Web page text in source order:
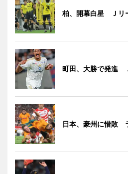
柏、開幕白星 Ｊリ
町田、大勝で発進
日本、豪州に惜敗